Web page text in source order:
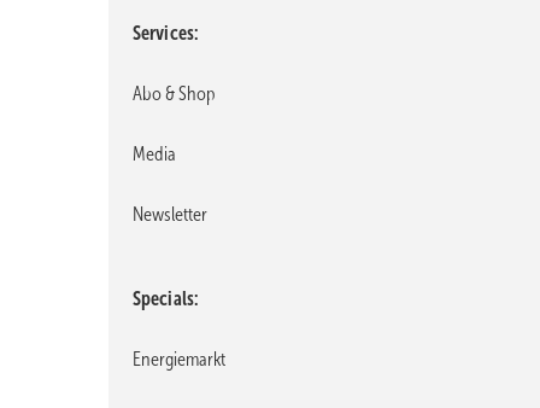
Services
Abo & Shop
Media
Newsletter
Specials
Energiemarkt